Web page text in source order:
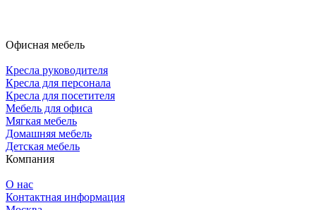
Офисная мебель
Кресла руководителя
Кресла для персонала
Кресла для посетителя
Мебель для офиса
Мягкая мебель
Домашняя мебель
Детская мебель
Компания
О нас
Контактная информация